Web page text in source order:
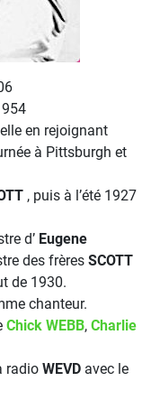
en rejoignant
à Pittsburgh et
, puis à l’été 1927
d’ Eugene
des frères SCOTT
de 1930.
chanteur.
Chick WEBB, Charlie
radio WEVD avec le